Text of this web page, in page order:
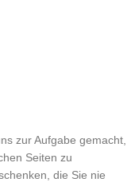
zur Aufgabe gemacht,
Seiten zu
die Sie nie